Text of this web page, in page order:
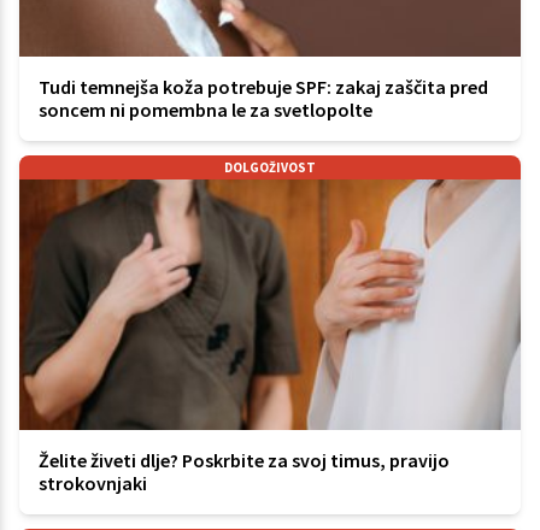
Tudi temnejša koža potrebuje SPF: zakaj zaščita pred
soncem ni pomembna le za svetlopolte
DOLGOŽIVOST
Želite živeti dlje? Poskrbite za svoj timus, pravijo
strokovnjaki